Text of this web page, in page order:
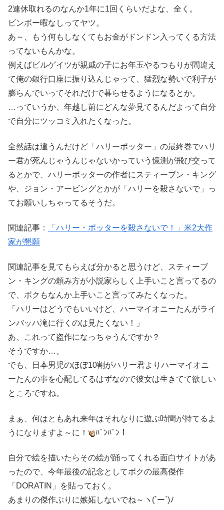
2連休取れるのなんか1年に1回くらいだよな、全く。
ビンボー暇なしってヤツ。
あ～、もう何もしなくてもお金がドンドン入ってくる方法
ってないもんかな。
例えばビルゲイツが親戚の子にお年玉やるつもりが間違え
て俺の銀行口座に振り込んじゃって、猛烈な勢いで利子が
膨らんでいってそれだけで暮らせるようになるとか。
…っていうか、年越し前にどんな夢見てるんだよって自分
で自分にツッコミ入れたくなった。
全然話は違うんだけど「ハリーポッター」の最終巻でハリ
ー君が死んじゃうんじゃないかっていう憶測が飛び交って
るとかで、ハリーポッターの作者にスティーブン・キング
や、ジョン・アービングとかが「ハリーを殺さないで」っ
てお願いしちゃってるそうだ。
関連記事：
「ハリー・ポッターを殺さないで！」米2大作
家が懇願
関連記事を見てもらえば分かると思うけど、スティーブ
ン・キングの頼み方が小説家らしく上手いこと言ってるの
で、ボクもなんか上手いこと言ってみたくなった。
「ハリーはどうでもいいけど、ハーマイオニーたんがライ
ンバッハ滝に行くのは見たくない！」
あ、これって盗作になっちゃうんですか？
そうですか…。
でも、日本男児のほぼ10割がハリー君よりハーマイオニ
ーたんの事を心配してるはずなので彼女は生きてて欲しい
ところですね。
まぁ、何はともあれ来年はそれなりに遊ぶ時間が持てるよ
うになりますよ～に！
ﾊﾟﾝﾊﾟﾝ！
自分で絵を描いたらその絵が踊ってくれる面白サイトがあ
ったので、今年最後の記念としてボクの最高傑作
「DORATIN」を貼っておく。
あまりの傑作ぶりに嫉妬しないでね～ヽ(´ー`)ﾉ